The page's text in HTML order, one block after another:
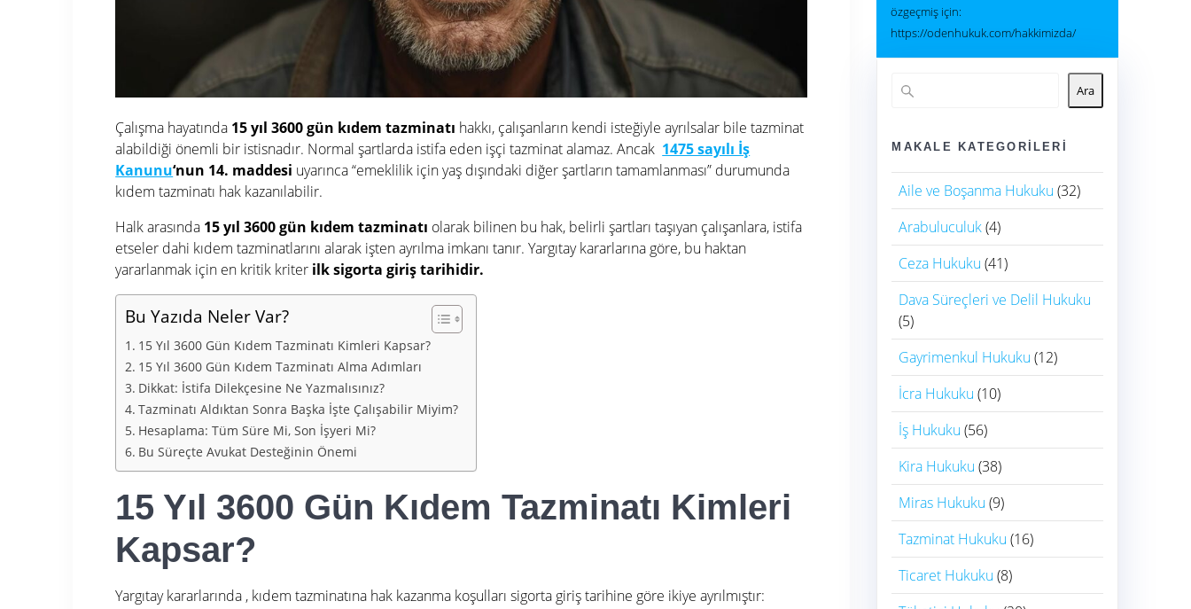
Çalışma hayatında 15 yıl 3600 gün kıdem tazminatı hakkı, çalışanların kendi isteğiyle ayrılsalar bile tazminat
alabildiği önemli bir istisnadır. Normal şartlarda istifa eden işçi tazminat alamaz. Ancak 1475 sayılı İş
Kanunu‘nun 14. maddesi uyarınca “emeklilik için yaş dışındaki diğer şartların tamamlanması” durumunda
kıdem tazminatı hak kazanılabilir.
Halk arasında 15 yıl 3600 gün kıdem tazminatı olarak bilinen bu hak, belirli şartları taşıyan çalışanlara, istifa
etseler dahi kıdem tazminatlarını alarak işten ayrılma imkanı tanır. Yargıtay kararlarına göre, bu haktan
yararlanmak için en kritik kriter ilk sigorta giriş tarihidir.
Bu Yazıda Neler Var?
15 Yıl 3600 Gün Kıdem Tazminatı Kimleri Kapsar?
15 Yıl 3600 Gün Kıdem Tazminatı Alma Adımları
Dikkat: İstifa Dilekçesine Ne Yazmalısınız?
Tazminatı Aldıktan Sonra Başka İşte Çalışabilir Miyim?
Hesaplama: Tüm Süre Mi, Son İşyeri Mi?
Bu Süreçte Avukat Desteğinin Önemi
15 Yıl 3600 Gün Kıdem Tazminatı Kimleri
Kapsar?
Yargıtay kararlarında , kıdem tazminatına hak kazanma koşulları sigorta giriş tarihine göre ikiye ayrılmıştır:
özgeçmiş için:
https://odenhukuk.com/hakkimizda/
Ara
MAKALE KATEGORILERI
Aile ve Boşanma Hukuku (32)
Arabuluculuk(4)
Ceza Hukuku (41)
Dava Süreçleri ve Delil Hukuku
(5)
Gayrimenkul Hukuku (12)
İcra Hukuku (10)
İş Hukuku (56)
Kira Hukuku (38)
Miras Hukuku (9)
Tazminat Hukuku (16)
Ticaret Hukuku (8)